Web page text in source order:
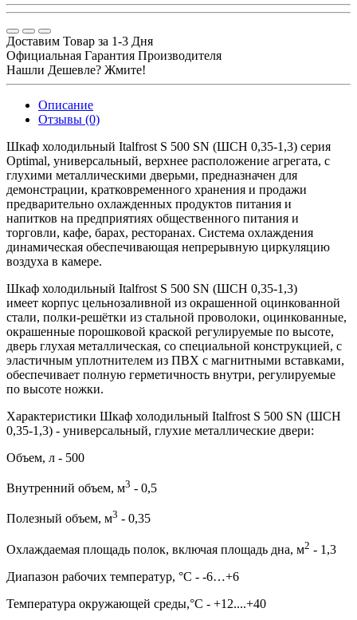
Доставим Товар за 1-3 Дня
Официальная Гарантия Производителя
Нашли Дешевле? Жмите!
Описание
Отзывы (0)
Шкаф холодильный Italfrost S 500 SN (ШСН 0,35-1,3) серия
Optimal, универсальный, верхнее расположение агрегата, с
глухими металлическими дверьми, предназначен для
демонстрации, кратковременного хранения и продажи
предварительно охлажденных продуктов питания и
напитков на предприятиях общественного питания и
торговли, кафе, барах, ресторанах. Система охлаждения
динамическая обеспечивающая непрерывную циркуляцию
воздуха в камере.
Шкаф холодильный Italfrost S 500 SN (ШСН 0,35-1,3)
имеет корпус цельнозаливной из окрашенной оцинкованной
стали, полки-решётки из стальной проволоки, оцинкованные,
окрашенные порошковой краской регулируемые по высоте,
дверь глухая металлическая, со специальной конструкцией, с
эластичным уплотнителем из ПВХ с магнитными вставками,
обеспечивает полную герметичность внутри, регулируемые
по высоте ножки.
Характеристики Шкаф холодильный Italfrost S 500 SN (ШСН
0,35-1,3) - универсальный, глухие металлические двери:
Объем, л - 500
Внутренний объем, м3 - 0,5
Полезный объем, м3 - 0,35
Охлаждаемая площадь полок, включая площадь дна, м2 - 1,3
Диапазон рабочих температур, °C - -6…+6
Температура окружающей среды,°C - +12....+40